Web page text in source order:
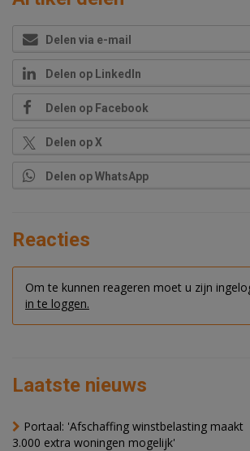
Delen via e-mail
Delen op LinkedIn
Delen op Facebook
Delen op X
Delen op WhatsApp
Reacties
Om te kunnen reageren moet u zijn
in te loggen.
Laatste nieuws
Portaal: 'Afschaffing winstbelasting maakt
3.000 extra woningen mogelijk'